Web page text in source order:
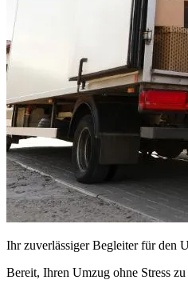
Ihr zuverlässiger Begleiter für den
Bereit, Ihren Umzug ohne Stress zu